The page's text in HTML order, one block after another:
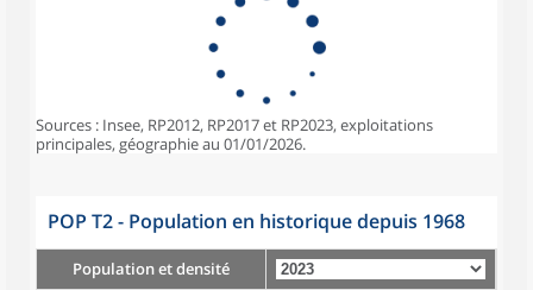
Sources : Insee, RP2012, RP2017 et RP2023, exploitations
principales, géographie au 01/01/2026.
POP T2 - Population en historique depuis 1968
Population et densité